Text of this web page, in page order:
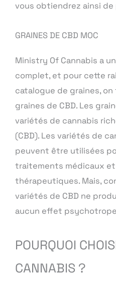
vous obtiendrez ainsi
GRAINES DE CBD MOC
Ministry Of Cannabis a
complet, et pour cette
catalogue de graines,
graines de CBD. Les
variétés de cannabis
(CBD). Les variétés de
peuvent être utilisées
traitements médicaux
thérapeutiques. Mais,
variétés de CBD ne
aucun effet
POURQUOI
CANNABIS ?